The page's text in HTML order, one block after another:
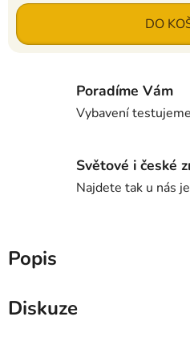
Měrná cena: DO
Poradíme Vám
Vybavení
Světové i české
Najdete tak u nás
Popis
Diskuze